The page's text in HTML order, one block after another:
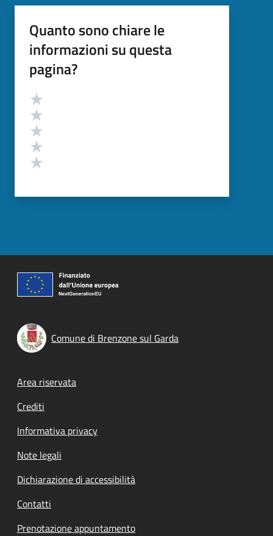
Quanto sono chiare le
informazioni su questa
pagina?
Valutazione
Comune di Brenzone sul Garda
Footer menu
Area riservata
Crediti
Informativa privacy
Note legali
Dichiarazione di accessibilità
Contatti
Prenotazione appuntamento